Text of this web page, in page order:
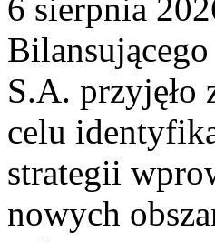
6 sierpnia
S.A. przyjęło
celu
strategii
nowych